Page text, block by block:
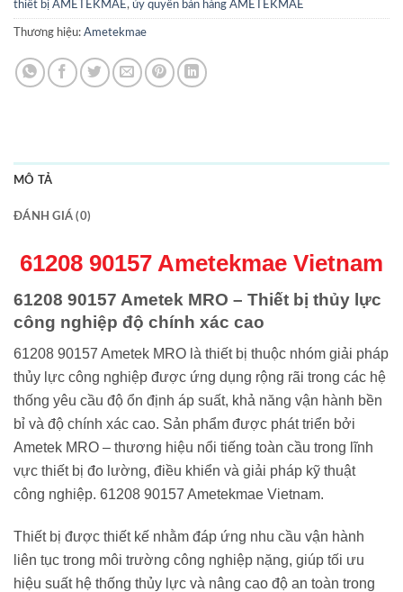
thiết bị AMETEKMAE, ủy quyền bán hàng AMETEKMAE
Thương hiệu: Ametekmae
MÔ TẢ
ĐÁNH GIÁ (0)
61208 90157 Ametekmae Vietnam
61208 90157 Ametek MRO – Thiết bị thủy lực
công nghiệp độ chính xác cao
61208 90157 Ametek MRO là thiết bị thuộc nhóm giải pháp
thủy lực công nghiệp được ứng dụng rộng rãi trong các hệ
thống yêu cầu độ ổn định áp suất, khả năng vận hành bền
bỉ và độ chính xác cao. Sản phẩm được phát triển bởi
Ametek MRO – thương hiệu nổi tiếng toàn cầu trong lĩnh
vực thiết bị đo lường, điều khiển và giải pháp kỹ thuật
công nghiệp. 61208 90157 Ametekmae Vietnam.
Thiết bị được thiết kế nhằm đáp ứng nhu cầu vận hành
liên tục trong môi trường công nghiệp nặng, giúp tối ưu
hiệu suất hệ thống thủy lực và nâng cao độ an toàn trong